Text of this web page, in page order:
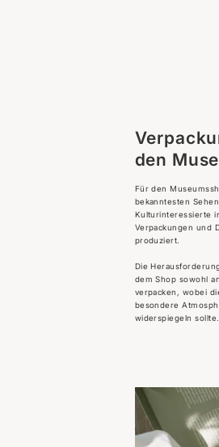
den
Für den
bekanntesten
Kulturinteressierte
Verpackungen und
produziert.
Die
dem Shop sowohl
verpacken, wobei
besondere
widerspiegeln sollte.